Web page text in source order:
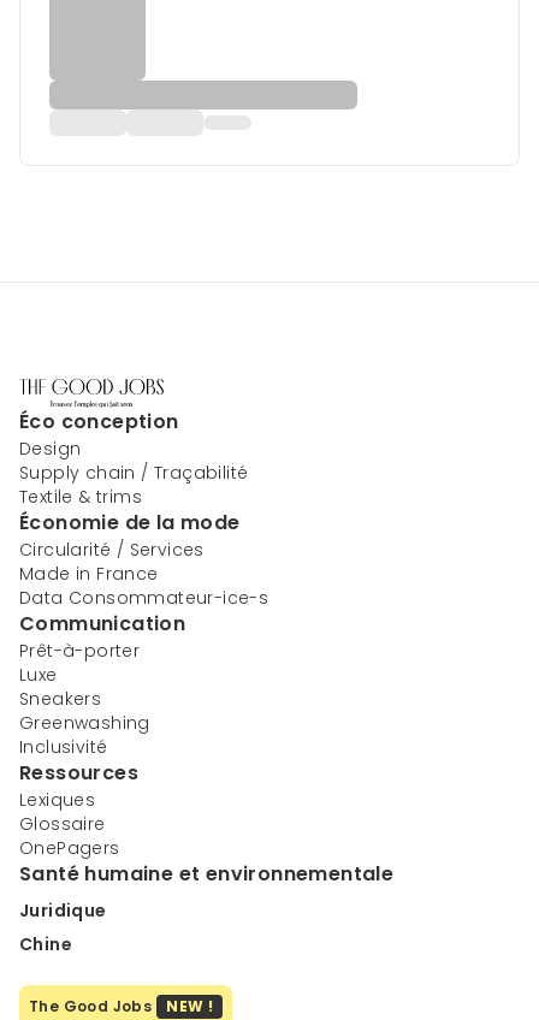
Éco conception
Design
Supply chain / Traçabilité
Textile & trims
Économie de la mode
Circularité / Services
Made in France
Data Consommateur-ice-s
Communication
Prêt-à-porter
Luxe
Sneakers
Greenwashing
Inclusivité
Ressources
Lexiques
Glossaire
OnePagers
Santé humaine et environnementale
Juridique
Chine
The Good Jobs NEW !